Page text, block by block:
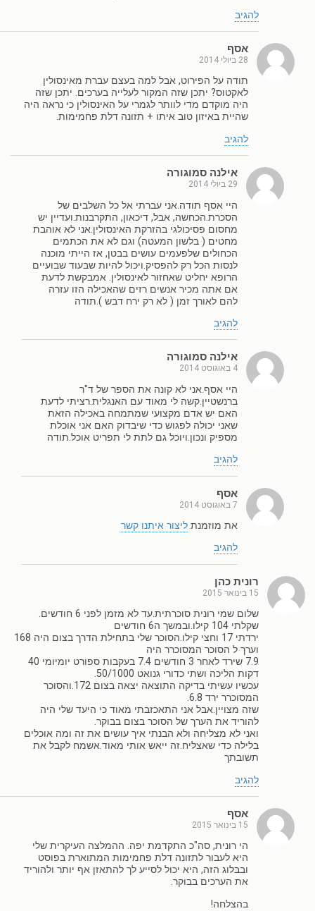
להגיב
אסף
28 ביולי 2014
תודה על הפירוט, אבל למה בעצם עברת מאינסולין
לאקטוס? יתכן שזה המקור לעלייה בערכים. יתכן שזה
היה מוקדם מדי לוותר לגמרי על האינסולין כי נראה היה
שהיית באיזון טוב איתו + תזונה דלת פחמימות.
להגיב
אילנה סמוגורה
29 ביולי 2014
היי אסף תודה.אני עברתי אל כל השלבים של
הסכרת.הכחשה, אבל, דיכאון, התקרבנות.ועדיין יש
מחסום פסיכולגי בהזרקת האינסולין.אני לא אוהבת
מחטים ( בלשון המעטה) וגם לא את הכתמים
הכחולים שלפעמים עושים בבטן, אז הייתי מוכנה
לנסות הכל רק להפסיק.ויכול להיות שבעוד שבועיים
הרופא יחליט שאחזור לאינסולין. אמבקשת לדעת
אם אתה מכיר אנשים רזים שהאכילה הזו עזרה
להם לאורך זמן ( לא רק ירח דבש ).תודה
להגיב
אילנה סמוגורה
4 באוגוסט 2014
היי אסף.אני לא קונה את הספר של ד"ר
ברנשטיין.קשה לי מאוד עם האנגלית.רציתי לדעת
האם יש אדם מקצועי שמתמחה באכילה הזאת
שאני יכולה לפגוש כדי שיבדוק האם אני אוכלת
מספיק ונכון.ויוכל גם לתת לי תפריט אוכל.תודה
להגיב
אסף
7 באוגוסט 2014
את מוזמנת ליצור איתנו קשר
להגיב
רונית כהן
15 בינואר 2015
שלום שמי רונית סוכרתית.עד לא מזמן לפני 6 חודשים.
שקלתי 104 קילו.ובמשך ה6 חודשים
ירדתי 17 וחצי קילו.הסוכר שלי בתחילת הדרך בצום היה 168
וערך ל הסוכר המסוכרר היה
7.9 שירד לאחר 3 חודשים 7.4 בעקבות ספורט יומיומי 40
דקות הליכה ושתי כדורי גנואט 50/1000.
עכשיו עשיתי בדיקה התוצאה יצאה בצום 172.והסוכר
המסוכרר ירד 6.8.
שזה מצויין.אבל אני התאכזבתי מאוד כי היעד שלי היה
להוריד את הערך של הסוכר בצום בבוקר.
ואני לא מצליחה ולא הבנתי איך עושים את זה ומה אוכלים
בלילה כדי שאצליח.זה ייאש אותי מאוד.אשמח לקבל את
תשובתך
להגיב
אסף
15 בינואר 2015
הי רונית, סה"כ התקדמת יפה. ההמלצה העיקרית שלי
היא לעבור לתזונה דלת פחמימות המתוארת בפוסט
ובבלוג הזה, היא יכול לסייע לך להתאזן אף יותר ולהוריד
את הערכים בבוקר.
בהצלחה!